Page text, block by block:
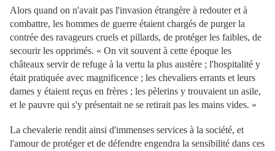
Alors quand on n'avait pas l'invasion étrangère à redouter et à
combattre, les hommes de guerre étaient chargés de purger la
contrée des ravageurs cruels et pillards, de protéger les faibles, de
secourir les opprimés. « On vit souvent à cette époque les
châteaux servir de refuge à la vertu la plus austère ; l'hospitalité y
était pratiquée avec magnificence ; les chevaliers errants et leurs
dames y étaient reçus en frères ; les pèlerins y trouvaient un asile,
et le pauvre qui s'y présentait ne se retirait pas les mains vides. »
La chevalerie rendit ainsi d'immenses services à la société, et
l'amour de protéger et de défendre engendra la sensibilité dans ces